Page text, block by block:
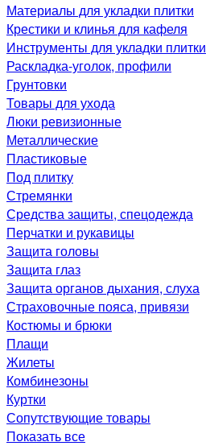
Материалы для укладки плитки
Крестики и клинья для кафеля
Инструменты для укладки плитки
Раскладка-уголок, профили
Грунтовки
Товары для ухода
Люки ревизионные
Металлические
Пластиковые
Под плитку
Стремянки
Средства защиты, спецодежда
Перчатки и рукавицы
Защита головы
Защита глаз
Защита органов дыхания, слуха
Страховочные пояса, привязи
Костюмы и брюки
Плащи
Жилеты
Комбинезоны
Куртки
Сопутствующие товары
Показать все